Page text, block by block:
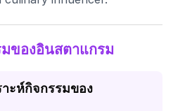
ของอินสตาแกรม
าะห์กิจกรรมของ